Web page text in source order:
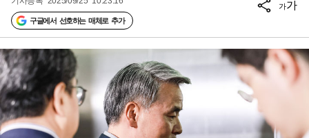
구글에서 선호하는 매체로 추가
가가